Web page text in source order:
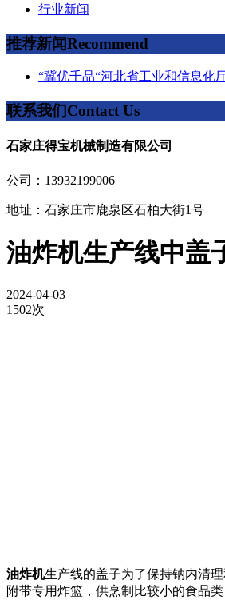
行业新闻
推荐新闻Recommend
“冀优千品“河北省工业和信息化
联系我们Contact Us
石家庄得宝机械制造有限公司
公司：13932199006
地址：石家庄市鹿泉区石柏大街1号
油炸机生产线中盖
2024-04-03
1502次
油炸机生产线的盖子为了保持钠内清
附带专用炸篮，供烹制比较小的食品